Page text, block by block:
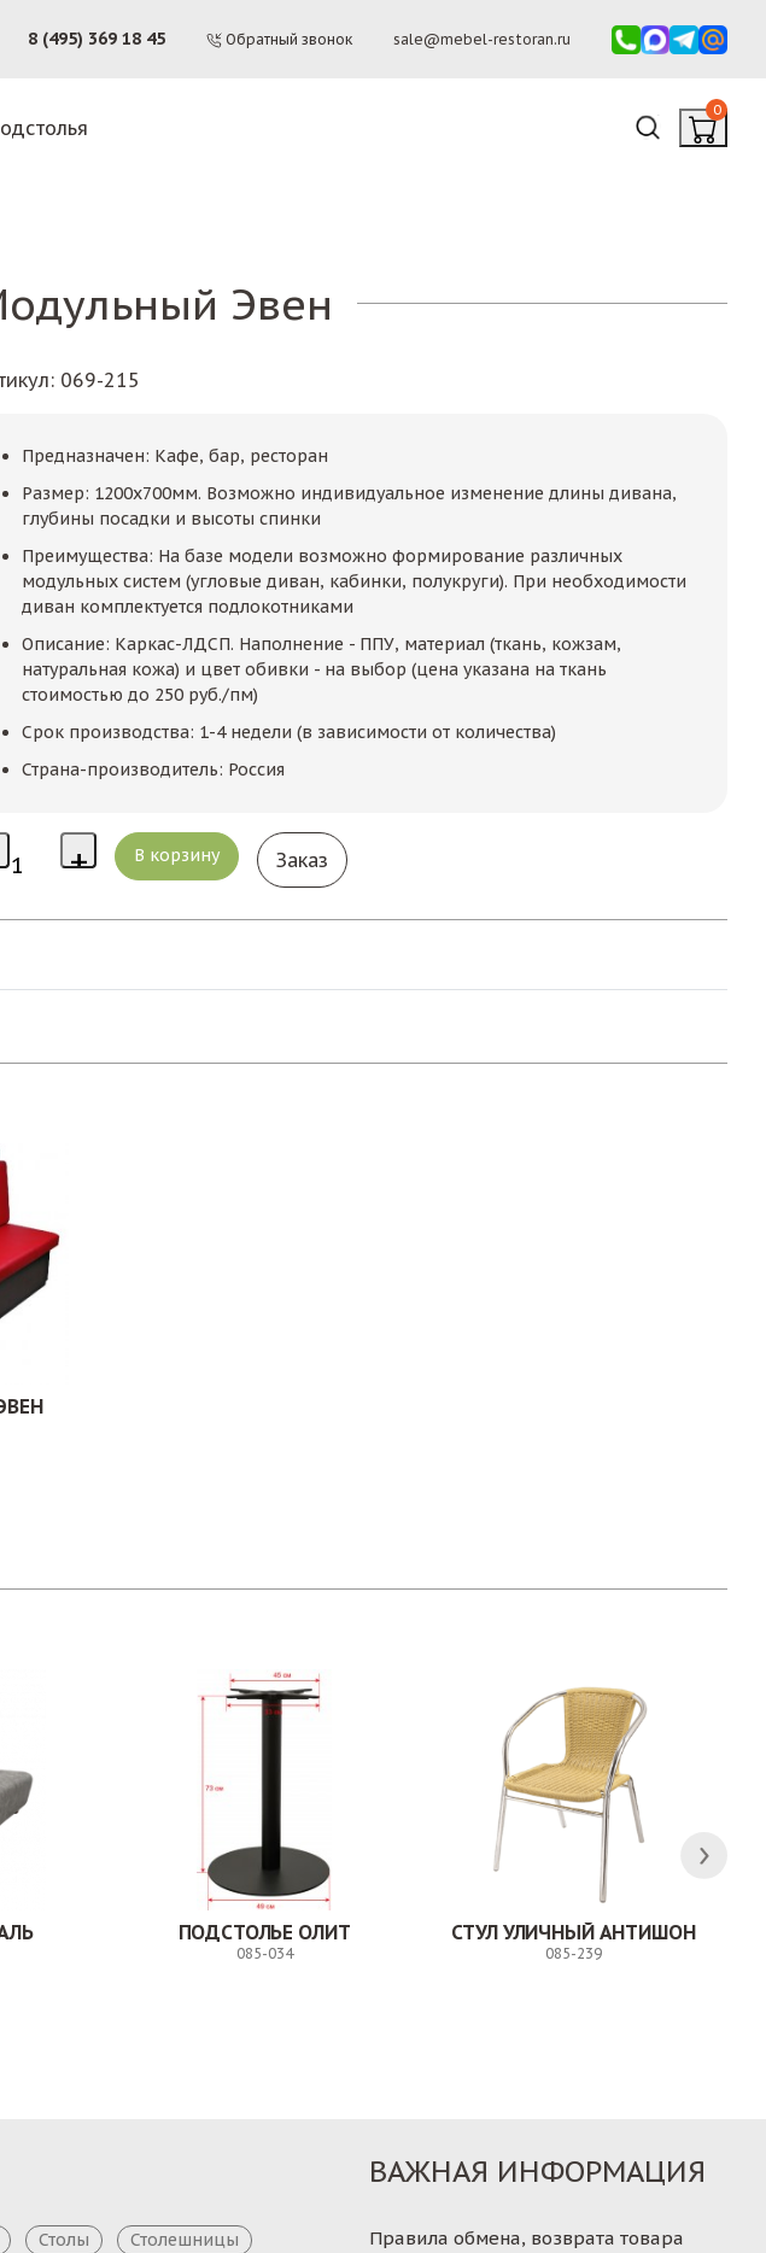
8 (495) 369 18 45 Обратный звонок sale@mebel-restoran.ru
0
Эвен
: 069-215
Предназначен: Кафе, бар, ресторан
Размер: 1200х700мм. Возможно индивидуальное изменение длины дивана,
глубины посадки и высоты спинки
Преимущества: На базе модели возможно формирование различных
модульных систем (угловые диван, кабинки, полукруги). При необходимости
диван комплектуется подлокотниками
Описание: Каркас-ЛДСП. Наполнение - ППУ, материал (ткань, кожзам,
натуральная кожа) и цвет обивки - на выбор (цена указана на ткань
стоимостью до 250 руб./пм)
Срок производства: 1-4 недели (в зависимости от количества)
Страна-производитель: Россия
Заказ
ПОДСТОЛЬЕ ОЛИТ
085-034
СТУЛ УЛИЧНЫЙ АНТИШОН
085-239
Столы
Столешницы
ВАЖНАЯ ИНФОРМАЦИЯ
Правила обмена, возврата товара